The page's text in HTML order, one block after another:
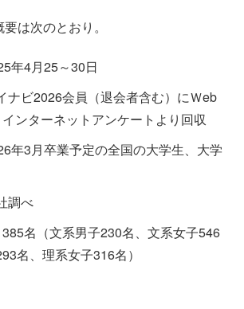
は次のとおり。
年4月25～30日
ナビ2026会員（退会者含む）にＷeb
ンターネットアンケートより回収
年3月卒業予定の全国の大学生、大学
調べ
名（文系男子230名、文系女子546
名、理系女子316名）